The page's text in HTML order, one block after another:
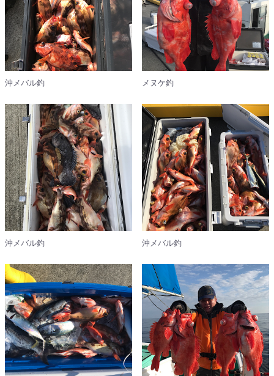
沖メバル釣 メヌケ釣
沖メバル釣 沖メバル釣